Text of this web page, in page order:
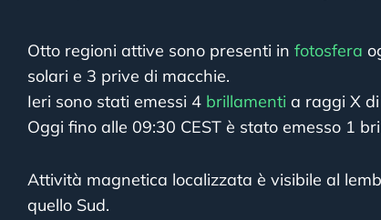
Otto regioni attive sono presenti in fotosfera
solari e 3 prive di macchie.
Ieri sono stati emessi 4 brillamenti a raggi X di
Oggi fino alle 09:30 CEST è stato emesso 1
Attività magnetica localizzata è visibile al
quello Sud.